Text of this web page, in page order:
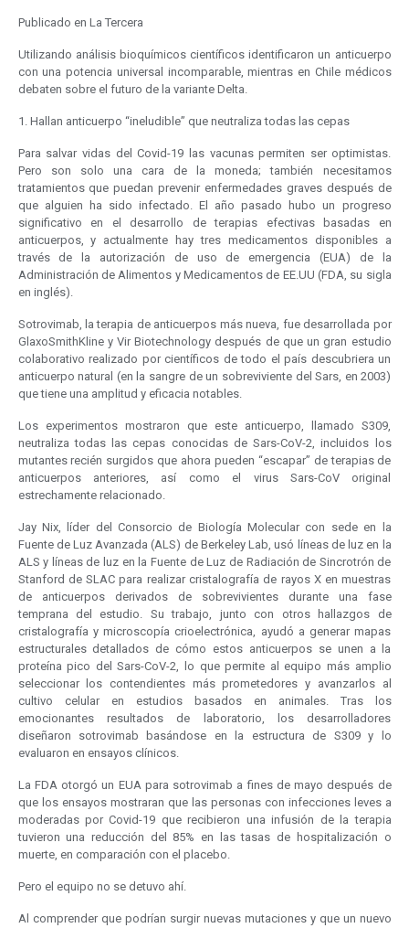
Publicado en La Tercera
Utilizando análisis bioquímicos científicos identificaron un anticuerpo
con una potencia universal incomparable, mientras en Chile médicos
debaten sobre el futuro de la variante Delta.
1. Hallan anticuerpo “ineludible” que neutraliza todas las cepas
Para salvar vidas del Covid-19 las vacunas permiten ser optimistas.
Pero son solo una cara de la moneda; también necesitamos
tratamientos que puedan prevenir enfermedades graves después de
que alguien ha sido infectado. El año pasado hubo un progreso
significativo en el desarrollo de terapias efectivas basadas en
anticuerpos, y actualmente hay tres medicamentos disponibles a
través de la autorización de uso de emergencia (EUA) de la
Administración de Alimentos y Medicamentos de EE.UU (FDA, su sigla
en inglés).
Sotrovimab, la terapia de anticuerpos más nueva, fue desarrollada por
GlaxoSmithKline y Vir Biotechnology después de que un gran estudio
colaborativo realizado por científicos de todo el país descubriera un
anticuerpo natural (en la sangre de un sobreviviente del Sars, en 2003)
que tiene una amplitud y eficacia notables.
Los experimentos mostraron que este anticuerpo, llamado S309,
neutraliza todas las cepas conocidas de Sars-CoV-2, incluidos los
mutantes recién surgidos que ahora pueden “escapar” de terapias de
anticuerpos anteriores, así como el virus Sars-CoV original
estrechamente relacionado.
Jay Nix, líder del Consorcio de Biología Molecular con sede en la
Fuente de Luz Avanzada (ALS) de Berkeley Lab, usó líneas de luz en la
ALS y líneas de luz en la Fuente de Luz de Radiación de Sincrotrón de
Stanford de SLAC para realizar cristalografía de rayos X en muestras
de anticuerpos derivados de sobrevivientes durante una fase
temprana del estudio. Su trabajo, junto con otros hallazgos de
cristalografía y microscopía crioelectrónica, ayudó a generar mapas
estructurales detallados de cómo estos anticuerpos se unen a la
proteína pico del Sars-CoV-2, lo que permite al equipo más amplio
seleccionar los contendientes más prometedores y avanzarlos al
cultivo celular en estudios basados en animales. Tras los
emocionantes resultados de laboratorio, los desarrolladores
diseñaron sotrovimab basándose en la estructura de S309 y lo
evaluaron en ensayos clínicos.
La FDA otorgó un EUA para sotrovimab a fines de mayo después de
que los ensayos mostraran que las personas con infecciones leves a
moderadas por Covid-19 que recibieron una infusión de la terapia
tuvieron una reducción del 85% en las tasas de hospitalización o
muerte, en comparación con el placebo.
Pero el equipo no se detuvo ahí.
Al comprender que podrían surgir nuevas mutaciones y que un nuevo